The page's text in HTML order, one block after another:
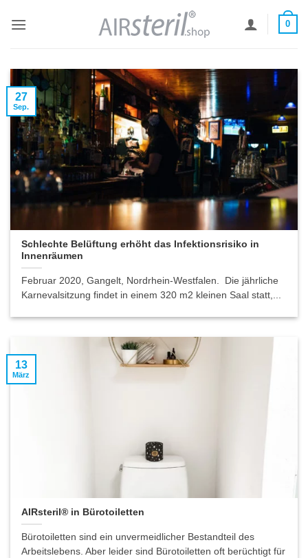
Inhalt
0
Schlechte Belüftung erhöht das Infektionsrisiko in
Innenräumen
Februar 2020, Gangelt, Nordrhein-Westfalen. Die jährliche
Karnevalsitzung findet in einem 320 m2 kleinen Saal statt,...
27
Sep.
AIRsteril® in Bürotoiletten
Bürotoiletten sind ein unvermeidlicher Bestandteil des
Arbeitslebens. Aber leider sind Bürotoiletten oft berüchtigt für
13
März